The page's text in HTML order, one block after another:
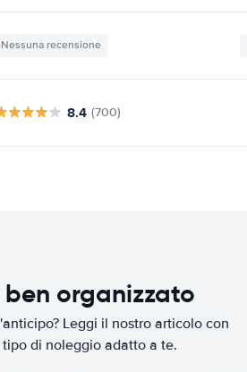
Nessuna recensione
8.4 (700)
organizzato
Leggi il nostro articolo con
di noleggio adatto a te.